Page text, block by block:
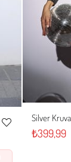
Favorilere
S
Silver
₺399,99